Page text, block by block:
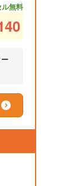
無料